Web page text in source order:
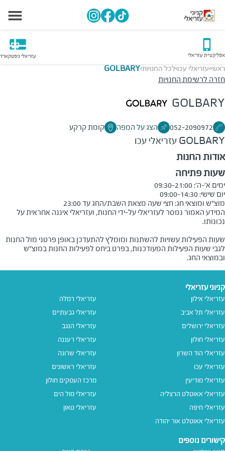
אפליקציית עזריאלי עזריאלי גיפטקארד
ראשי>עזריאלי עכו>לכל החנויות>
GOLBARY
חזרה לרשימת החנויות
GOLBARY
052-2090972 הצג על המפה קומת קרקע
GOLBARY עזריאלי עכו
אודות החנות
שעות פתיחה
מוצ"ש ומוצאי חג: חצי שעה מצאת השבת/החג עד 23:00
המידע האמור נמסר לעזריאלי על-ידי החנות, ועזריאלי איננה אחראית על
שעות הפעילות עשויות להשתנות ומומלץ להתעדכן באופן פרטני מול החנות
לגבי שעות הפעילות המעודכנות, בפרט ביחס לפעילות החנות במוצ"ש
ובמוצאי החג.
קניוני עזריאלי
עזריאלי אילון
עזריאלי תל אביב
עזריאלי ירושלים
עזריאלי חולון
עזריאלי הוד השרון
עזריאלי עכו
עזריאלי מודיעין
עזריאלי אאוטלט הרצליה
עזריאלי חיפה
עזריאלי אאוטלט אור יהודה
עזריאלי רמלה
עזריאלי גבעתיים
עזריאלי הנגב
עזריאלי רעננה
עזריאלי שרונה
עזריאלי ראשונים
מרכז העסקים חולון
עזריאלי מול הים
עזריאלי טאון
קישורים נוספים